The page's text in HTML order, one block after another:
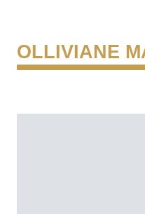
OLLIVIANE